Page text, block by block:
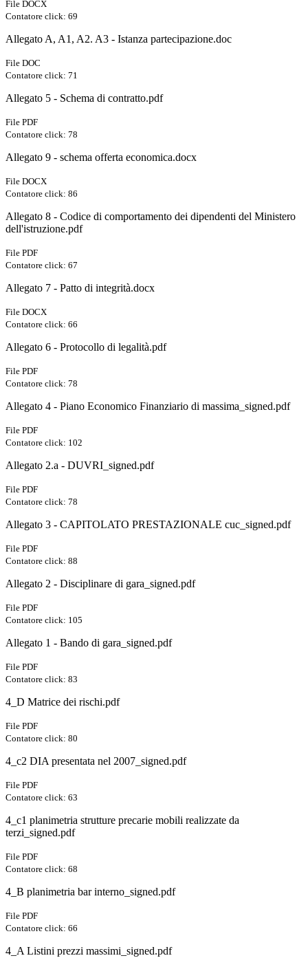
File DOCX
Contatore click: 69
Allegato A, A1, A2. A3 - Istanza partecipazione.doc
File DOC
Contatore click: 71
Allegato 5 - Schema di contratto.pdf
File PDF
Contatore click: 78
Allegato 9 - schema offerta economica.docx
File DOCX
Contatore click: 86
Allegato 8 - Codice di comportamento dei dipendenti del Ministero
dell'istruzione.pdf
File PDF
Contatore click: 67
Allegato 7 - Patto di integrità.docx
File DOCX
Contatore click: 66
Allegato 6 - Protocollo di legalità.pdf
File PDF
Contatore click: 78
Allegato 4 - Piano Economico Finanziario di massima_signed.pdf
File PDF
Contatore click: 102
Allegato 2.a - DUVRI_signed.pdf
File PDF
Contatore click: 78
Allegato 3 - CAPITOLATO PRESTAZIONALE cuc_signed.pdf
File PDF
Contatore click: 88
Allegato 2 - Disciplinare di gara_signed.pdf
File PDF
Contatore click: 105
Allegato 1 - Bando di gara_signed.pdf
File PDF
Contatore click: 83
4_D Matrice dei rischi.pdf
File PDF
Contatore click: 80
4_c2 DIA presentata nel 2007_signed.pdf
File PDF
Contatore click: 63
4_c1 planimetria strutture precarie mobili realizzate da
terzi_signed.pdf
File PDF
Contatore click: 68
4_B planimetria bar interno_signed.pdf
File PDF
Contatore click: 66
4_A Listini prezzi massimi_signed.pdf